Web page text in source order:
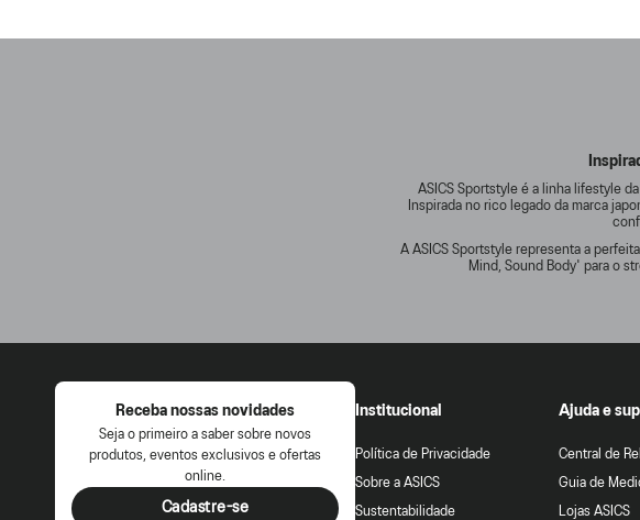
ASICS Sportstyle é a linha lifestyle
Inspirada no rico legado da marca
A ASICS Sportstyle representa a
Mind, Sound Body' para o
Receba nossas novidades
Seja o primeiro a saber sobre novos
produtos, eventos exclusivos e ofertas
online.
Cadastre-se
Institucional
Política de Privacidade
Sobre a ASICS
Sustentabilidade
Ajuda e
Central de
Guia de
Lojas ASICS